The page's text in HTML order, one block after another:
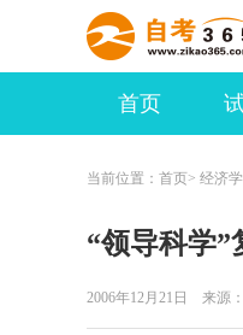
首页
当前位置： 首页> 经济学
“领导科学”
2006年12月21日 来源：